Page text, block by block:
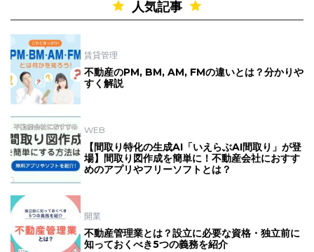
人気記事
賃貸管理
不動産のPM, BM, AM, FMの違いとは？分かりや
すく解説
WEB
【間取り特化の生成AI「いえらぶAI間取り」が登
場】間取り図作成を簡単に！不動産会社におすす
めのアプリやフリーソフトとは？
開業
不動産管理業とは？設立に必要な資格・独立前に
知っておくべき5つの義務を紹介